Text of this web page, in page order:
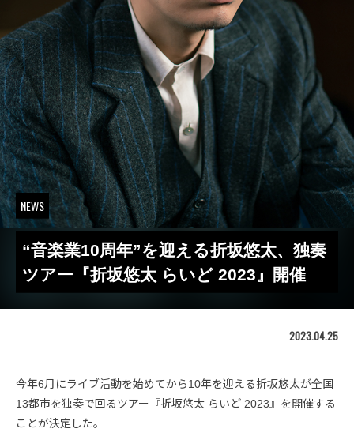
NEWS
“音楽業10周年”を迎える折坂悠太、独奏
ツアー『折坂悠太 らいど 2023』開催
2023.04.25
今年6月にライブ活動を始めてから10年を迎える折坂悠太が全国
13都市を独奏で回るツアー『折坂悠太 らいど 2023』を開催する
ことが決定した。